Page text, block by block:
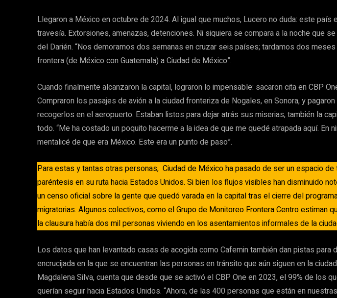
Llegaron a México en octubre de 2024. Al igual que muchos, Lucero no duda: este país
travesía. Extorsiones, amenazas, detenciones. Ni siquiera se compara a la noche que
del Darién. “Nos demoramos dos semanas en cruzar seis países; tardamos dos
frontera (de México con Guatemala) a Ciudad de México”.
Cuando finalmente alcanzaron la capital, lograron lo impensable: sacaron cita en CBP
Compraron los pasajes de avión a la ciudad fronteriza de Nogales, en Sonora, y
recogerlos en el aeropuerto. Estaban listos para dejar atrás sus miserias, también la
todo. “Me ha costado un poquito hacerme a la idea de que me quedé atrapada aquí. En
mentalicé de que era México. Este era un punto de paso”.
Para estas y tantas otras personas, Ciudad de México ha pasado de ser un espacio de
paréntesis en su ruta hacia Estados Unidos. Si bien los flujos visibles han disminuido
un censo oficial sobre la gente que quedó varada en la capital tras el cierre del
migratorias. Algunos colectivos, como el Grupo de Monitoreo Frontera Centro estiman
la clausura había dos mil personas viviendo en los asentamientos informales de la
Los datos que han levantado casas de acogida como Cafemin también dan pistas para
encrucijada en la que se encuentran las personas en tránsito que aún siguen en la
Magdalena Silva, cuenta que desde que se activó el CBP One en 2023, el 99% de los
querían seguir hacia Estados Unidos. “Ahora, de las 400 personas que están en